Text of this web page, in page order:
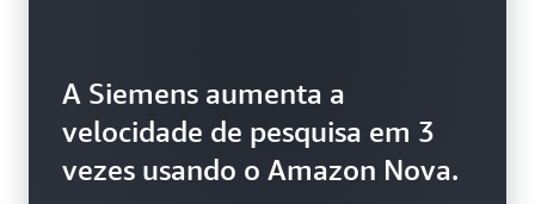
A Siemens aumenta a
velocidade de pesquisa em 3
vezes usando o Amazon Nova.